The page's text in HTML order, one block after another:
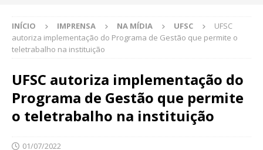
INÍCIO IMPRENSA NA MÍDIA UFSC
UFSC
autoriza implementação do Programa de Gestão que permite o
teletrabalho na instituição
UFSC autoriza implementação do
Programa de Gestão que permite
o teletrabalho na instituição
01/07/2022